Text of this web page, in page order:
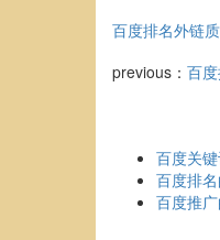
百度排名外链
previous： 百
百度关
百度排
百度推